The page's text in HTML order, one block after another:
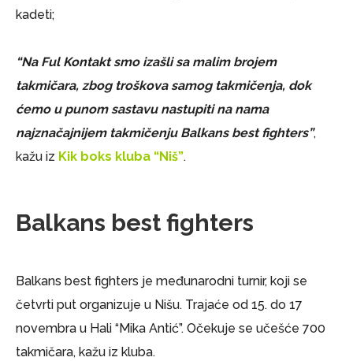
kadeti;
“Na Ful Kontakt smo izašli sa malim brojem
takmičara, zbog troškova samog takmičenja, dok
ćemo u punom sastavu nastupiti na nama
najznačajnijem takmičenju Balkans best fighters”,
kažu iz Kik boks kluba “Niš”.
Balkans best fighters
Balkans best fighters je međunarodni turnir, koji se
četvrti put organizuje u Nišu. Trajaće od 15. do 17
novembra u Hali “Mika Antić”. Očekuje se učešće 700
takmičara, kažu iz kluba.